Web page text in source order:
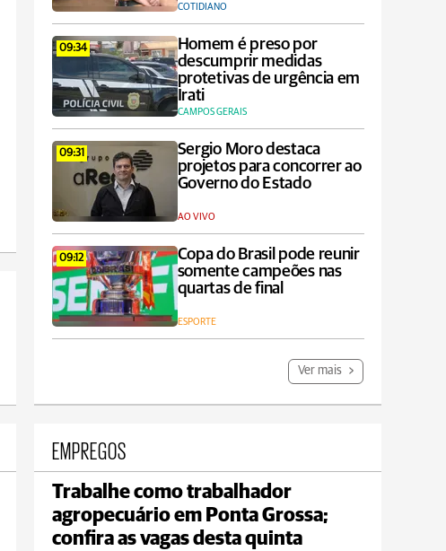
COTIDIANO
09:34
Homem é preso por
descumprir medidas
protetivas de urgência em
Irati
CAMPOS GERAIS
09:31
Sergio Moro destaca
projetos para concorrer ao
Governo do Estado
AO VIVO
09:12
Copa do Brasil pode reunir
somente campeões nas
quartas de final
ESPORTE
Ver mais
Carambeí
max 21°C min 18°C
EMPREGOS
Trabalhe como trabalhador
agropecuário em Ponta Grossa;
confira as vagas desta quinta